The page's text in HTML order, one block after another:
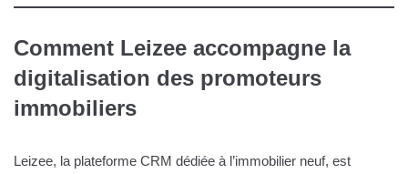
Comment Leizee accompagne la
digitalisation des promoteurs
immobiliers
Leizee, la plateforme CRM dédiée à l’immobilier neuf, est